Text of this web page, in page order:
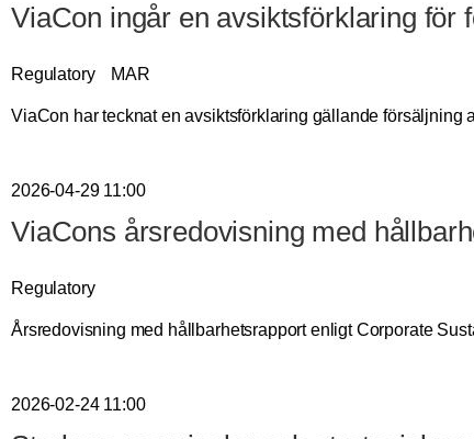
ViaCon ingår en avsiktsförklaring för
Regulatory MAR
ViaCon har tecknat en avsiktsförklaring gällande
2026-04-29 11:00
ViaCons årsredovisning med
Regulatory
Årsredovisning med hållbarhetsrapport enligt Corporate
2026-02-24 11:00